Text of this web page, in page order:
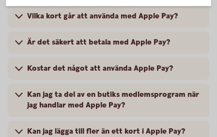
Vilka kort går att använda med Apple Pay?
Är det säkert att betala med Apple Pay?
Kostar det något att använda Apple Pay?
Kan jag ta del av en butiks medlemsprogram när
jag handlar med Apple Pay?
Kan jag lägga till fler än ett kort i Apple Pay?